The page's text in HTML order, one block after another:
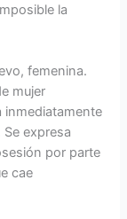
la
femenina.
mujer
inmediatamente
expresa
por parte
cae